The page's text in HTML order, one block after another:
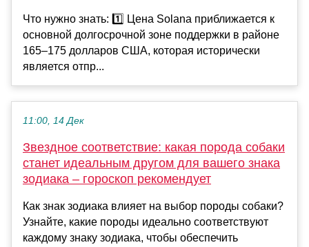
Что нужно знать: 1️⃣ Цена Solana приближается к
основной долгосрочной зоне поддержки в районе
165–175 долларов США, которая исторически
является отпр...
11:00, 14 Дек
Звездное соответствие: какая порода собаки
станет идеальным другом для вашего знака
зодиака – гороскоп рекомендует
Как знак зодиака влияет на выбор породы собаки?
Узнайте, какие породы идеально соответствуют
каждому знаку зодиака, чтобы обеспечить